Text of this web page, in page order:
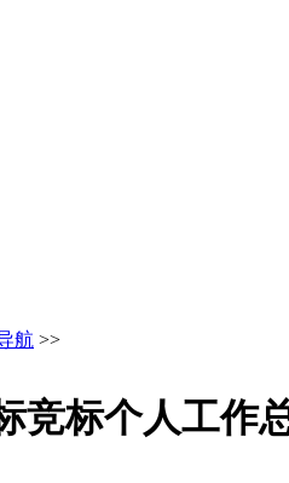
航 >>
竞标个人工作